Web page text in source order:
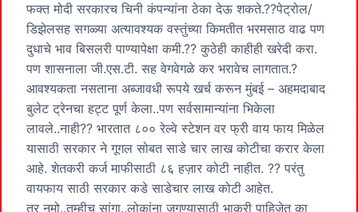
फक्त मोदी सरकारच चिनी कंपन्यांना ठेका देऊ शकते.??पेट्रोल/
डिझेलसह सगळ्या अत्यावश्यक वस्तुंच्या किमतीत भरमसाठ वाढ पण
दुधाचे भाव बिसलरी पाण्यापेक्षा कमी.?? कुठेही काहीही खरेदी करा.
पण शासनाला जी.एस.टी. सह वेगवेगळे कर भरावेच लागतात.?
आवश्यकता नसताना अब्जावधी रूपये खर्च करून मुंबई – अहमदाबाद
बुलेट ट्रेनचा हट्ट पूर्ण केला..पण सर्वसामान्यांना भिकेला
लावले..नाही?? भारतात ८०० रेल्वे स्टेशन वर फ्री वाय फाय मिळेल
यासाठी सरकार ने गूगल सोबत साडे चार लाख कोटीचा करार केला
आहे. शेतकरी कर्ज माफीसाठी ८६ हज़ार कोटी नाहीत. ?? परंतु
वायफाय साठी सरकार कडे साडेचार लाख कोटी आहेत.
तर नमो..तुम्हीच सांगा..लोकांना जगण्यासाठी भाकरी पाहिजेत का